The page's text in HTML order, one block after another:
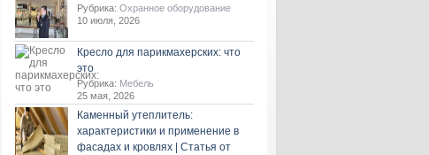
Рубрика: Охранное оборудование
10 июля, 2026
Кресло для парикмахерских: что
это
Рубрика: Мебель
25 мая, 2026
Каменный утеплитель:
характеристики и применение в
фасадах и кровлях | Статья от